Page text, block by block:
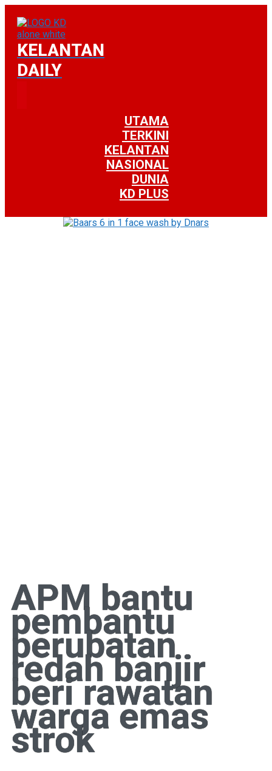
KELANTAN
DAILY
UTAMA
TERKINI
KELANTAN
NASIONAL
DUNIA
KD PLUS
APM bantu
pembantu
perubatan
redah banjir
beri rawatan
warga emas
strok